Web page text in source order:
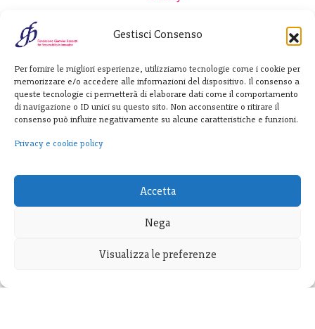
Gestisci Consenso
Per fornire le migliori esperienze, utilizziamo tecnologie come i cookie per
memorizzare e/o accedere alle informazioni del dispositivo. Il consenso a
queste tecnologie ci permetterà di elaborare dati come il comportamento
di navigazione o ID unici su questo sito. Non acconsentire o ritirare il
consenso può influire negativamente su alcune caratteristiche e funzioni.
Privacy e cookie policy
Accetta
Nega
Visualizza le preferenze
Giannino Bassetti ETS
Via Michele Barozzi 4
F. + 39 02 76392030
info@fondazionebassetti.org